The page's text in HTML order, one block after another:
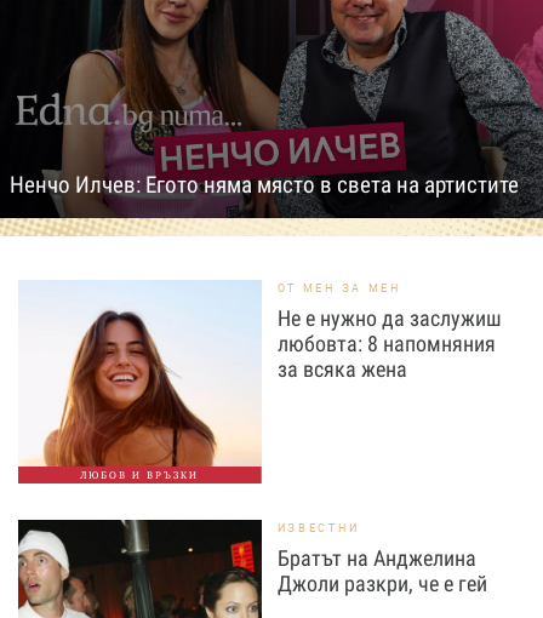
Ненчо Илчев: Егото няма място в света на артистите
ЛЮБОВ И ВРЪЗКИ
ОТ МЕН ЗА МЕН
Не е нужно да заслужиш
любовта: 8 напомняния
за всяка жена
ИЗВЕСТНИ
Братът на Анджелина
Джоли разкри, че е гей